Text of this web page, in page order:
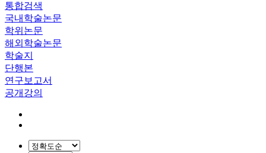
통합검색
국내학술논문
학위논문
해외학술논문
학술지
단행본
연구보고서
공개강의